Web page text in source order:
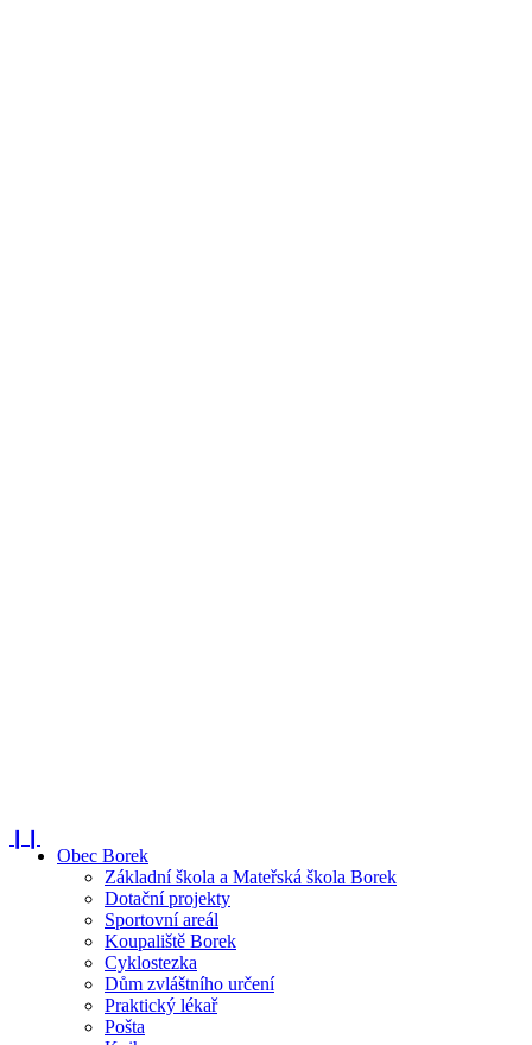
Obec Borek
Základní škola a Mateřská škola Borek
Dotační projekty
Sportovní areál
Koupaliště Borek
Cyklostezka
Dům zvláštního určení
Praktický lékař
Pošta